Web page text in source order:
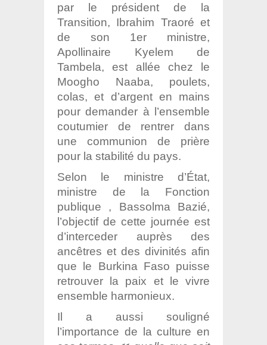
par le président de la
Transition, Ibrahim Traoré et
de son 1er ministre,
Apollinaire Kyelem de
Tambela, est allée chez le
Moogho Naaba, poulets,
colas, et d’argent en mains
pour demander à l’ensemble
coutumier de rentrer dans
une communion de prière
pour la stabilité du pays.
Selon le ministre d’État,
ministre de la Fonction
publique , Bassolma Bazié,
l’objectif de cette journée est
d’interceder auprès des
ancêtres et des divinités afin
que le Burkina Faso puisse
retrouver la paix et le vivre
ensemble harmonieux.
Il a aussi souligné
l’importance de la culture en